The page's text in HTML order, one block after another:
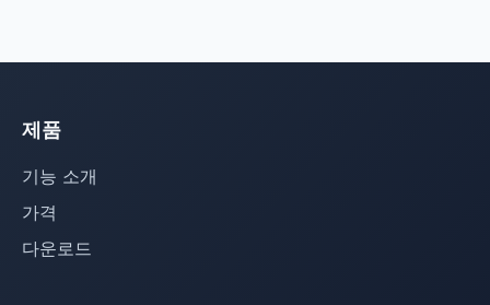
제품
기능 소개
가격
다운로드